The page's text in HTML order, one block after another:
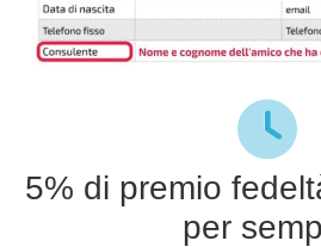
5% di premio
per